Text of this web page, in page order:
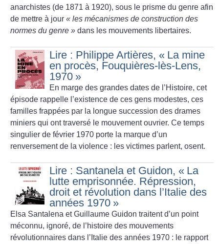
anarchistes (de 1871 à 1920), sous le prisme du genre afin
de mettre à jour« les mécanismes de construction des
normes du genre » dans les mouvements libertaires.
Lire : Philippe Artières, « La mine
en procès, Fouquières-lès-Lens,
1970 »
En marge des grandes dates de l’Histoire, cet
épisode rappelle l’existence de ces gens modestes, ces
familles frappées par la longue succession des drames
miniers qui ont traversé le mouvement ouvrier. Ce temps
singulier de février 1970 porte la marque d’un
renversement de la violence : les victimes parlent, osent.
Lire : Santanela et Guidon, « La
lutte emprisonnée. Répression,
droit et révolution dans l’Italie des
années 1970 »
Elsa Santalena et Guillaume Guidon traitent d’un point
méconnu, ignoré, de l’histoire des mouvements
révolutionnaires dans l’Italie des années 1970 : le rapport